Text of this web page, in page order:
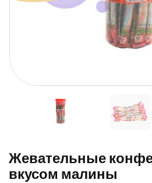
Жевательные
вкусом малины